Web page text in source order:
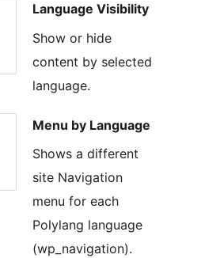
Language Visibility
Show or hide
content by selected
language.
Menu by Language
Shows a different
site Navigation
menu for each
Polylang language
(wp_navigation).